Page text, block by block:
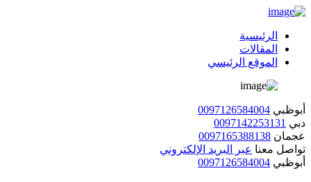
الرئيسية
المقالات
الموقع الرئيسي
أبوظبي 0097126584004
دبي 0097142253131
عجمان 0097165388138
تواصل معنا عبر البريد الإلكتروني
أبوظبي 0097126584004